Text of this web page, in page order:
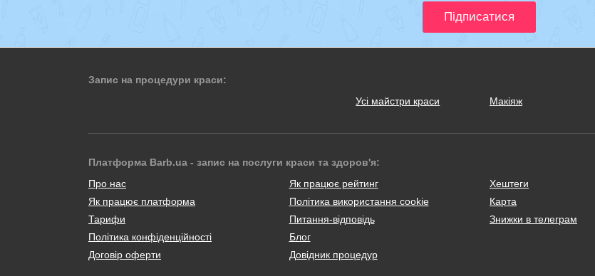
Запис на процедури краси:
Усі майстри краси
Макіяж
Платформа Barb.ua - запис на послуги краси та здоров'я:
Про нас
Як працює платформа
Тарифи
Політика конфіденційності
Договір оферти
Як працює рейтинг
Політика використання cookie
Питання-відповідь
Блог
Довідник процедур
Хештеги
Карта
Знижки в телеграм